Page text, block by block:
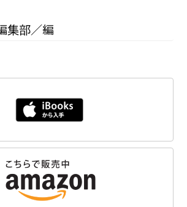
集部／編